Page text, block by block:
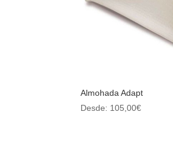
Almohada Adapt
Desde: 105,00€